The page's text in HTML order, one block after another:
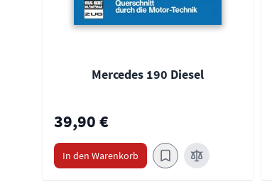
Mercedes 190 Diesel
39,90 €
In den Warenkorb